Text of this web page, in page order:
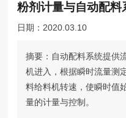
粉剂计量与自动配料
日期：2020.03.10
摘要：自动配料系统提供
机进入，根据瞬时流量测
料给料机转速，使瞬时值
量的计量与控制。